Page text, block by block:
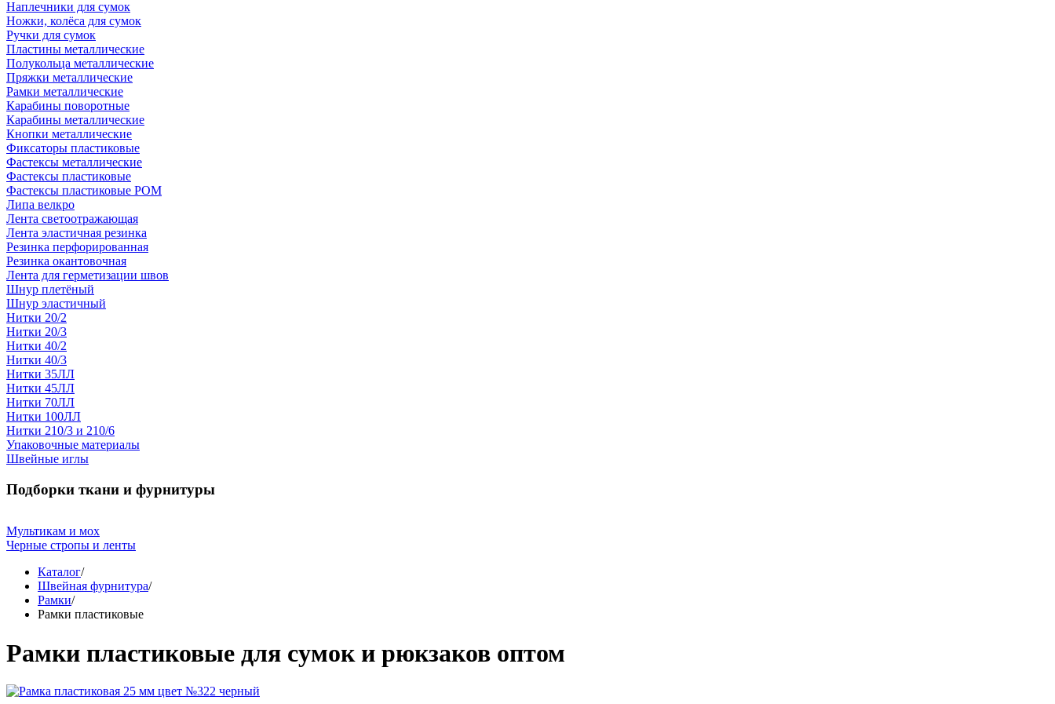
Наплечники для сумок
Ножки, колёса для сумок
Ручки для сумок
Пластины металлические
Полукольца металлические
Пряжки металлические
Рамки металлические
Карабины поворотные
Карабины металлические
Кнопки металлические
Фиксаторы пластиковые
Фастексы металлические
Фастексы пластиковые
Фастексы пластиковые POM
Липа велкро
Лента светоотражающая
Лента эластичная резинка
Резинка перфорированная
Резинка окантовочная
Лента для герметизации швов
Шнур плетёный
Шнур эластичный
Нитки 20/2
Нитки 20/3
Нитки 40/2
Нитки 40/3
Нитки 35ЛЛ
Нитки 45ЛЛ
Нитки 70ЛЛ
Нитки 100ЛЛ
Нитки 210/3 и 210/6
Упаковочные материалы
Швейные иглы
Подборки ткани и фурнитуры
Мультикам и мох
Черные стропы и ленты
Каталог/
Швейная фурнитура/
Рамки/
Рамки пластиковые
Рамки пластиковые для сумок и рюкзаков оптом